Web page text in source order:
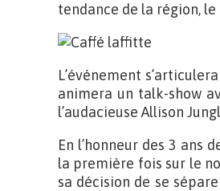
tendance de la région,
L’événement
animera un talk-show
l’audacieuse Allison
En l’honneur des 3 ans
la première fois sur le
sa décision de se